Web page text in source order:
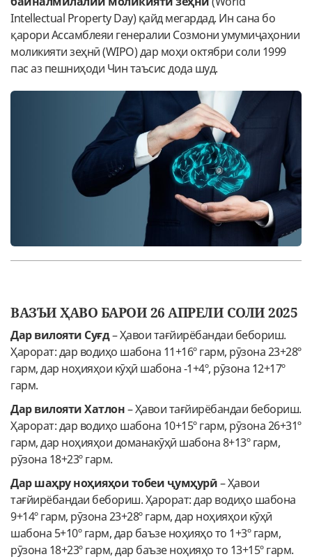
Intellectual Property Day) қайд мегардад. Ин сана бо
қарори Ассамблеяи генералии Созмони умумиҷаҳонии
моликияти зеҳнӣ (WIPO) дар моҳи октябри соли 1999
пас аз пешниҳоди Чин таъсис дода шуд.
ВАЗЪИ ҲАВО БАРОИ 26 АПРЕЛИ СОЛИ 2025
Дар вилояти Суғд– Ҳавои тағйирёбандаи бебориш.
Ҳарорат: дар водиҳо шабона 11+16º гарм, рӯзона 23+28º
гарм, дар ноҳияҳои кӯҳӣ шабона -1+4º, рӯзона 12+17º
гарм.
Дар вилояти Хатлон– Ҳавои тағйирёбандаи бебориш.
Ҳарорат: дар водиҳо шабона 10+15º гарм, рӯзона 26+31º
гарм, дар ноҳияҳои доманакӯҳӣ шабона 8+13º гарм,
рӯзона 18+23º гарм.
Дар шаҳру ноҳияҳои тобеи ҷумҳурӣ– Ҳавои
тағйирёбандаи бебориш. Ҳарорат: дар водиҳо шабона
9+14º гарм, рӯзона 23+28º гарм, дар ноҳияҳои кӯҳӣ
шабона 5+10º гарм, дар баъзе ноҳияҳо то 1+3º гарм,
рӯзона 18+23º гарм, дар баъзе ноҳияҳо то 13+15º гарм.